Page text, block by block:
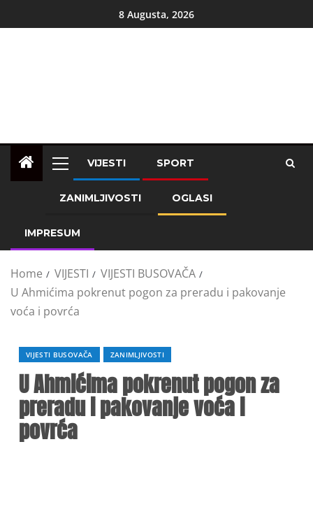
8 Augusta, 2026
VIJESTI SPORT
ZANIMLJIVOSTI OGLASI
IMPRESUM
Home VIJESTI
VIJESTI BUSOVAČA
U Ahmićima pokrenut pogon za preradu i pakovanje
voća i povrća
VIJESTI BUSOVAČA ZANIMLJIVOSTI
U Ahmićima pokrenut pogon za
preradu i pakovanje voća i
povrća